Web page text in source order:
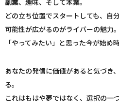
副業、趣味、そして本業。
どの立ち位置でスタートしても、自
可能性が広がるのがライバーの魅力。
「やってみたい」と思った今が始め時
あなたの発信に価値があると気づき
る。
これはもはや夢ではなく、選択の一つ